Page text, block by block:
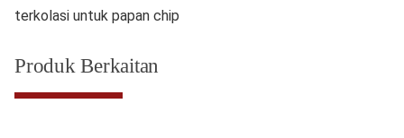
terkolasi untuk papan chip
Produk Berkaitan